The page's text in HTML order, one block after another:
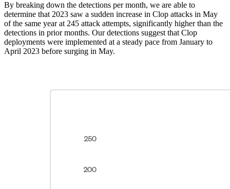
By breaking down the detections per month, we are able to
determine that 2023 saw a sudden increase in Clop attacks in May
of the same year at 245 attack attempts, significantly higher than the
detections in prior months. Our detections suggest that Clop
deployments were implemented at a steady pace from January to
April 2023 before surging in May.